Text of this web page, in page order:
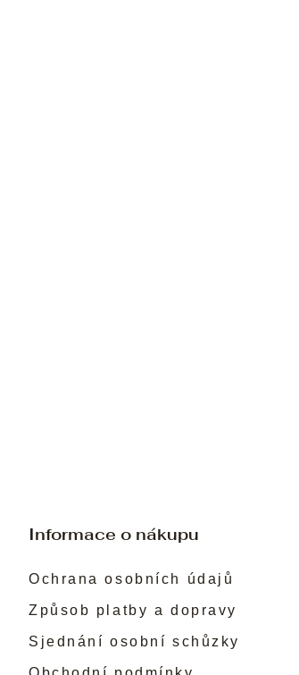
Informace o nákupu
Ochrana osobních údajů
Způsob platby a dopravy
Sjednání osobní schůzky